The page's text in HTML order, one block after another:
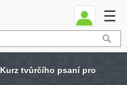
☰
Kurz tvůrčího psaní pro